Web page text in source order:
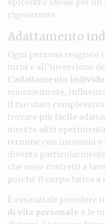
rigenerante.
Adattamento
Ogni persona reagisce
turni e all’inversione
L’adattamento
enormemente,
il tuo stato
trovare più facile
mentre altri
termine con insonnia e
diventa
che sono costretti a
poiché il corpo fatica
È essenziale prendere
di vita personale e le